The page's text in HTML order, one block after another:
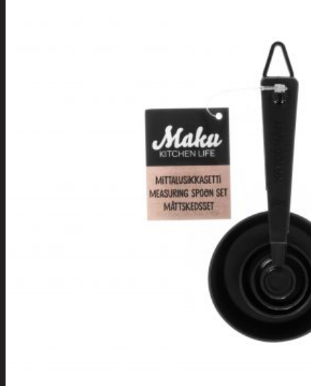
Poistotuotteet
Kausituotteet
Joulu
Joulu- ja kausivalot
Eläimet ja
tontut
Kyntteliköt
Valoketjut ja
kuusenvalot
Joulukoristeet
Kranssit ja
asetelmat
Tontut ja
muut
Joulutekstiilit
Paketointi